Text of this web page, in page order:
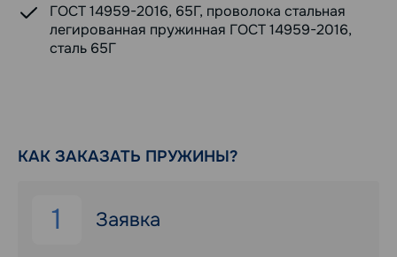
ГОСТ 14959-2016, 65Г, проволока стальная
легированная пружинная ГОСТ 14959-2016,
сталь 65Г
КАК ЗАКАЗАТЬ ПРУЖИНЫ?
1 Заявка